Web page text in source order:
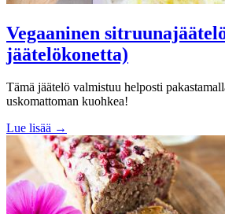
Vegaaninen
jäätelökonetta)
Tämä jäätelö valmistuu helposti
uskomattoman kuohkea!
Lue lisää →